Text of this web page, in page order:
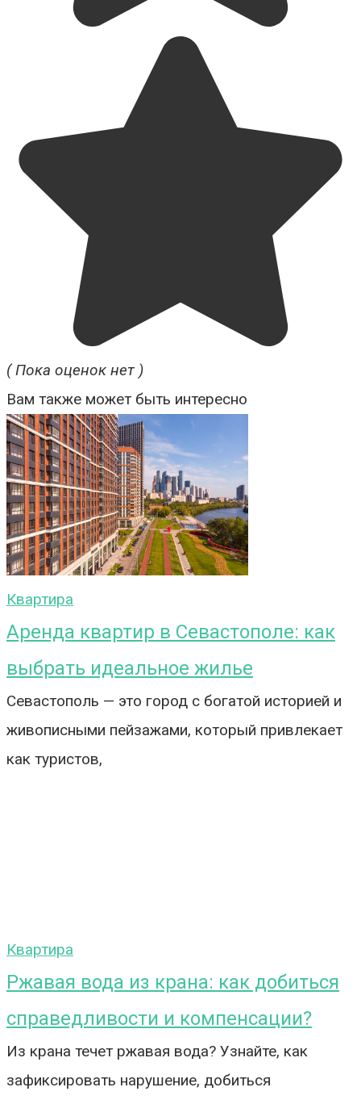
( Пока оценок нет )
Вам также может быть интересно
Квартира
Аренда квартир в Севастополе: как
выбрать идеальное жилье
Севастополь — это город с богатой историей и
живописными пейзажами, который привлекает
как туристов,
Квартира
Ржавая вода из крана: как добиться
справедливости и компенсации?
Из крана течет ржавая вода? Узнайте, как
зафиксировать нарушение, добиться